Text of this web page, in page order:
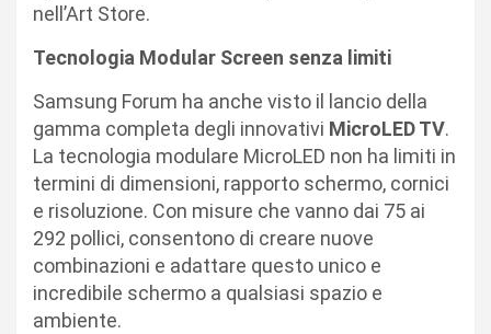
nell’Art Store.
Tecnologia Modular Screen senza limiti
Samsung Forum ha anche visto il lancio della
gamma completa degli innovativi MicroLED TV.
La tecnologia modulare MicroLED non ha limiti in
termini di dimensioni, rapporto schermo, cornici
e risoluzione. Con misure che vanno dai 75 ai
292 pollici, consentono di creare nuove
combinazioni e adattare questo unico e
incredibile schermo a qualsiasi spazio e
ambiente.